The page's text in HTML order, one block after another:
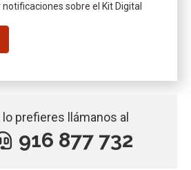
sobre el Kit Digital
lo prefieres llámanos al
916 877 732